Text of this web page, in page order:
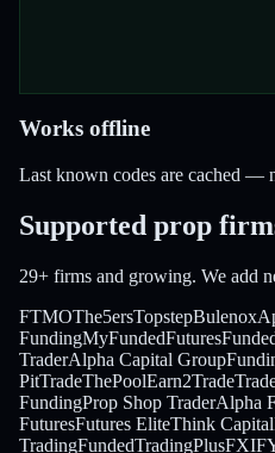
Works offline
Last known codes are cached —
Supported prop
29+ firms and growing. We add
FTMOThe5ersTopstepBulenox
FundingMyFundedFutures
TraderAlpha Capital Group
PitTradeThePoolEarn2Trade
FundingProp Shop TraderAlpha
FuturesFutures EliteThink Capital
TradingFundedTradingPlus